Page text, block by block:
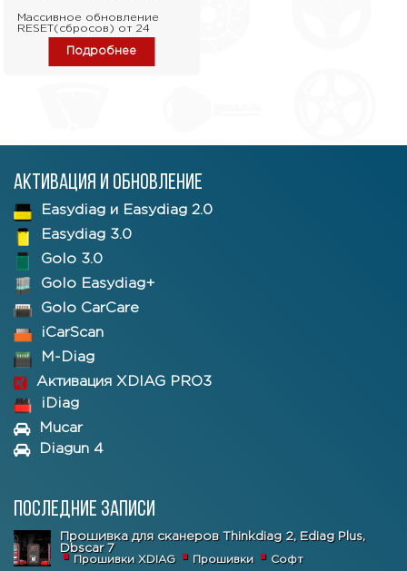
Массивное обновление
RESET(сбросов) от 24
Подробнее
Активация и обновление
Easydiag и Easydiag 2.0
Easydiag 3.0
Golo 3.0
Golo Easydiag+
Golo CarCare
iCarScan
M-Diag
Активация XDIAG PRO3
iDiag
Mucar
Diagun 4
Последние записи
Прошивка для сканеров Thinkdiag 2, Ediag Plus,
Dbscar 7
Прошивки XDIAG Прошивки Софт